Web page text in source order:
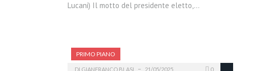
Lucani) Il motto del presidente eletto,…
PRIMO PIANO
DI GIANFRANCO BLASI 21/05/2025 0